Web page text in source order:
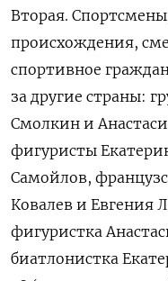
Вторая. Спортсмены
происхождения,
спортивное
за другие страны:
Смолкин и
фигуристы
Самойлов,
Ковалев и Евгения
фигуристка
биатлонистка